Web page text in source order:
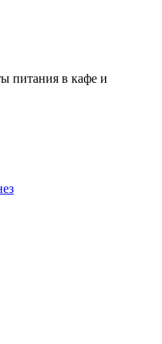
питания в кафе и